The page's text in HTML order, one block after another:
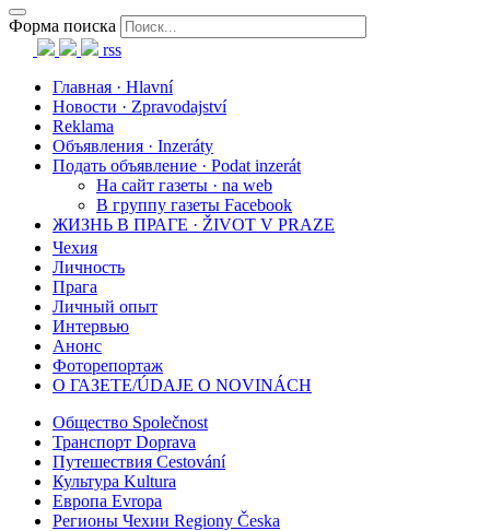
Форма поиска
rss
Главная · Hlavní
Новости · Zpravodajství
Reklama
Объявления · Inzeráty
Подать объявление · Podat inzerát
На сайт газеты · na web
В группу газеты Facebook
ЖИЗНЬ В ПРАГЕ · ŽIVOT V PRAZE
Чехия
Личность
Прага
Личный опыт
Интервью
Анонс
Фоторепортаж
О ГАЗЕТЕ/ÚDAJE O NOVINÁCH
Общество Společnost
Транспорт Doprava
Путешествия Cestování
Культура Kultura
Европа Evropa
Регионы Чехии Regiony Česka